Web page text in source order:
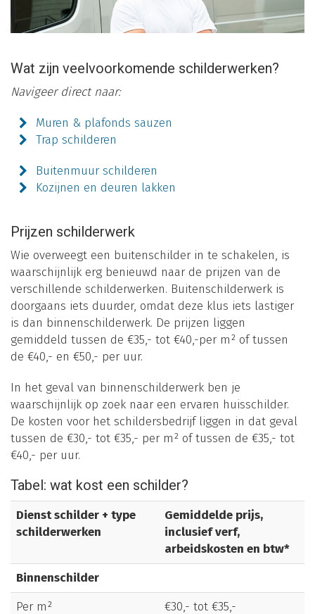
Wat zijn veelvoorkomende schilderwerken?
Navigeer direct naar:
Muren & plafonds sauzen
Trap schilderen
Buitenmuur schilderen
Kozijnen en deuren lakken
Prijzen schilderwerk
Wie overweegt een buitenschilder in te schakelen, is
waarschijnlijk erg benieuwd naar de prijzen van de
verschillende schilderwerken. Buitenschilderwerk is
doorgaans iets duurder, omdat deze klus iets lastiger
is dan binnenschilderwerk. De prijzen liggen
gemiddeld tussen de €35,- tot €40,-per m² of tussen
de €40,- en €50,- per uur.
In het geval van binnenschilderwerk ben je
waarschijnlijk op zoek naar een ervaren huisschilder.
De kosten voor het schildersbedrijf liggen in dat geval
tussen de €30,- tot €35,- per m² of tussen de €35,- tot
€40,- per uur.
Tabel: wat kost een schilder?
Dienst schilder + type
schilderwerken
Gemiddelde prijs,
inclusief verf,
arbeidskosten en btw*
Binnenschilder
Per m²
€30,- tot €35,-